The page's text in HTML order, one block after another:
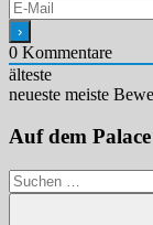
0 Kommentare
älteste
neueste meiste
Auf dem
Suchen
nach: